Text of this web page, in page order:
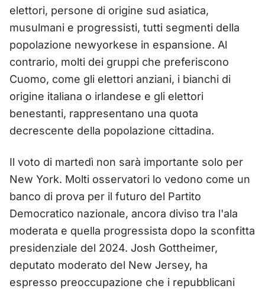
elettori, persone di origine sud asiatica,
musulmani e progressisti, tutti segmenti della
popolazione newyorkese in espansione. Al
contrario, molti dei gruppi che preferiscono
Cuomo, come gli elettori anziani, i bianchi di
origine italiana o irlandese e gli elettori
benestanti, rappresentano una quota
decrescente della popolazione cittadina.
Il voto di martedì non sarà importante solo per
New York. Molti osservatori lo vedono come un
banco di prova per il futuro del Partito
Democratico nazionale, ancora diviso tra l'ala
moderata e quella progressista dopo la sconfitta
presidenziale del 2024. Josh Gottheimer,
deputato moderato del New Jersey, ha
espresso preoccupazione che i repubblicani